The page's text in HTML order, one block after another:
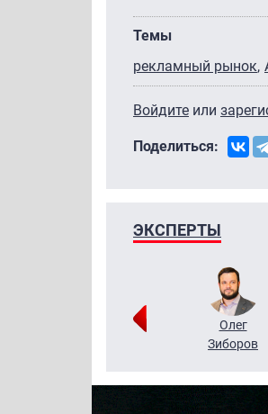
Темы
рекламный рынок
Войдите или
Поделиться:
ЭКСПЕРТЫ
Олег
Зиборов